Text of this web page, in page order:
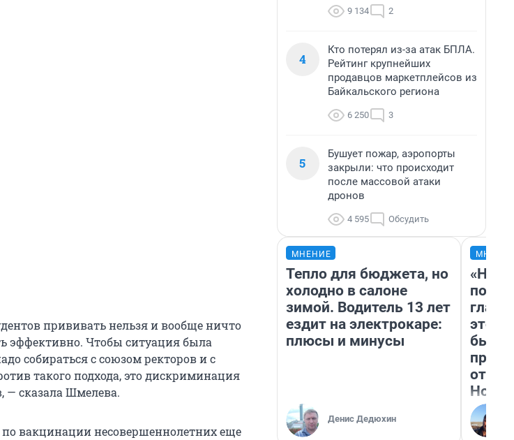
прививать нельзя и вообще ничто
эффективно. Чтобы ситуация была
собираться с союзом ректоров и с
такого подхода, это дискриминация
— сказала Шмелева.
вакцинации несовершеннолетних еще
9 134 2
4
Кто потерял из-за атак БПЛА.
Рейтинг крупнейших
продавцов маркетплейсов из
Байкальского региона
6 250 3
5
Бушует пожар, аэропорты
закрыли: что происходит
после массовой атаки
дронов
4 595 Обсудить
МНЕНИЕ
Тепло для бюджета, но
холодно в салоне
зимой. Водитель 13 лет
ездит на электрокаре:
плюсы и минусы
Денис Дедюхин
этого
бьет